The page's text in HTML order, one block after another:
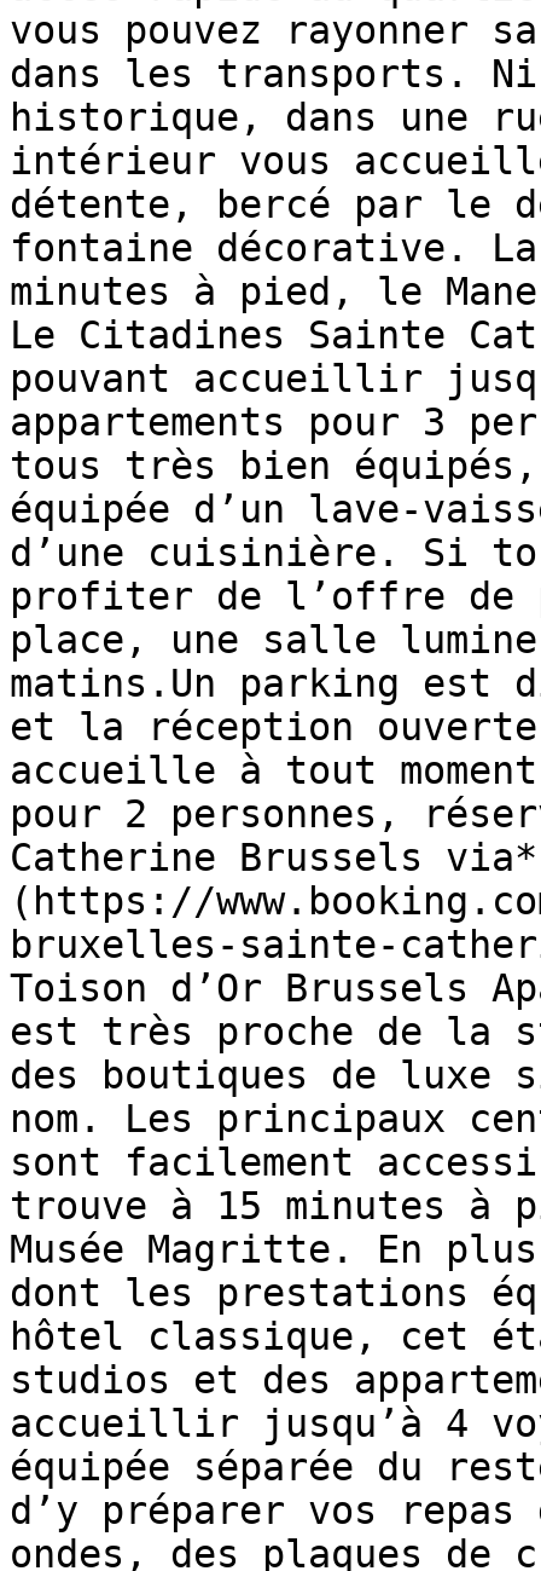
vous pouvez rayonner
dans les transports.
historique, dans une
intérieur vous
détente, bercé par le
fontaine décorative.
minutes à pied, le
Le Citadines Sainte
pouvant accueillir
appartements pour 3
tous très bien
équipée d’un lave-
d’une cuisinière. Si
profiter de l’offre de
place, une salle
matins.Un parking est
et la réception
accueille à tout
pour 2 personnes,
Catherine Brussels
(https://
bruxelles-sainte-
Toison d’Or Brussels
est très proche de la
des boutiques de luxe
nom. Les principaux
sont facilement
trouve à 15 minutes à
Musée Magritte. En
dont les prestations
hôtel classique, cet
studios et des
accueillir jusqu’à 4
équipée séparée du
d’y préparer vos
ondes, des plaques